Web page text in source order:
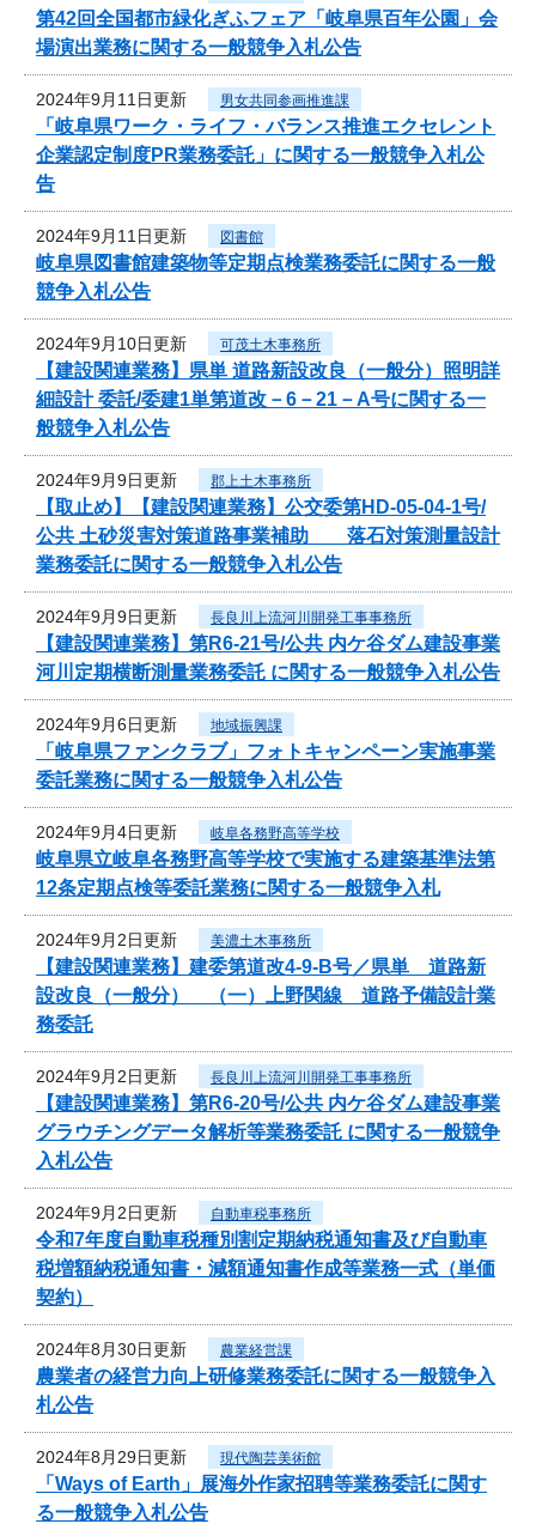
第42回全国都市緑化ぎふフェア「岐阜県百年公園」会
場演出業務に関する一般競争入札公告
2024年9月11日更新 男女共同参画推進課
「岐阜県ワーク・ライフ・バランス推進エクセレント
企業認定制度PR業務委託」に関する一般競争入札公
告
2024年9月11日更新 図書館
岐阜県図書館建築物等定期点検業務委託に関する一般
競争入札公告
2024年9月10日更新 可茂土木事務所
【建設関連業務】県単 道路新設改良（一般分）照明詳
細設計 委託/委建1単第道改－6－21－A号に関する一
般競争入札公告
2024年9月9日更新 郡上土木事務所
【取止め】【建設関連業務】公交委第HD-05-04-1号/
公共 土砂災害対策道路事業補助 落石対策測量設計
業務委託に関する一般競争入札公告
2024年9月9日更新 長良川上流河川開発工事事務所
【建設関連業務】第R6-21号/公共 内ケ谷ダム建設事業
河川定期横断測量業務委託 に関する一般競争入札公告
2024年9月6日更新 地域振興課
「岐阜県ファンクラブ」フォトキャンペーン実施事業
委託業務に関する一般競争入札公告
2024年9月4日更新 岐阜各務野高等学校
岐阜県立岐阜各務野高等学校で実施する建築基準法第
12条定期点検等委託業務に関する一般競争入札
2024年9月2日更新 美濃土木事務所
【建設関連業務】建委第道改4-9-B号／県単 道路新
設改良（一般分） （一）上野関線 道路予備設計業
務委託
2024年9月2日更新 長良川上流河川開発工事事務所
【建設関連業務】第R6-20号/公共 内ケ谷ダム建設事業
グラウチングデータ解析等業務委託 に関する一般競争
入札公告
2024年9月2日更新 自動車税事務所
令和7年度自動車税種別割定期納税通知書及び自動車
税増額納税通知書・減額通知書作成等業務一式（単価
契約）
2024年8月30日更新 農業経営課
農業者の経営力向上研修業務委託に関する一般競争入
札公告
2024年8月29日更新 現代陶芸美術館
「Ways of Earth」展海外作家招聘等業務委託に関す
る一般競争入札公告